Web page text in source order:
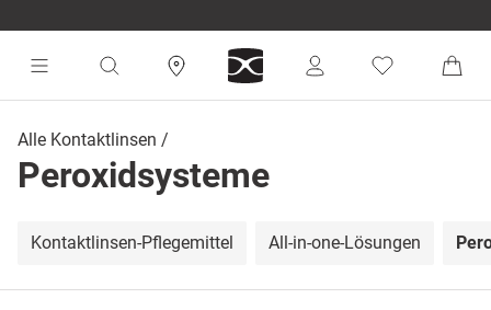
Alle Kontaktlinsen
Peroxidsysteme
Kontaktlinsen-Pflegemittel All-in-one-Lösungen